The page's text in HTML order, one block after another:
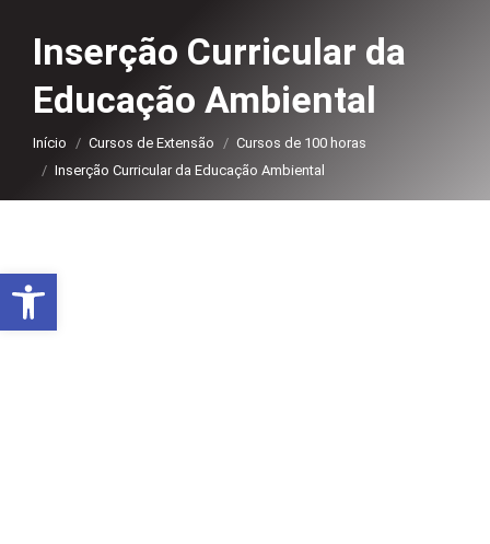
Inserção Curricular da
Educação Ambiental
Você está aqui:
Início Cursos de Extensão
Cursos de 100 horas
Inserção Curricular da Educação Ambiental
Abrir a barra de ferramentas